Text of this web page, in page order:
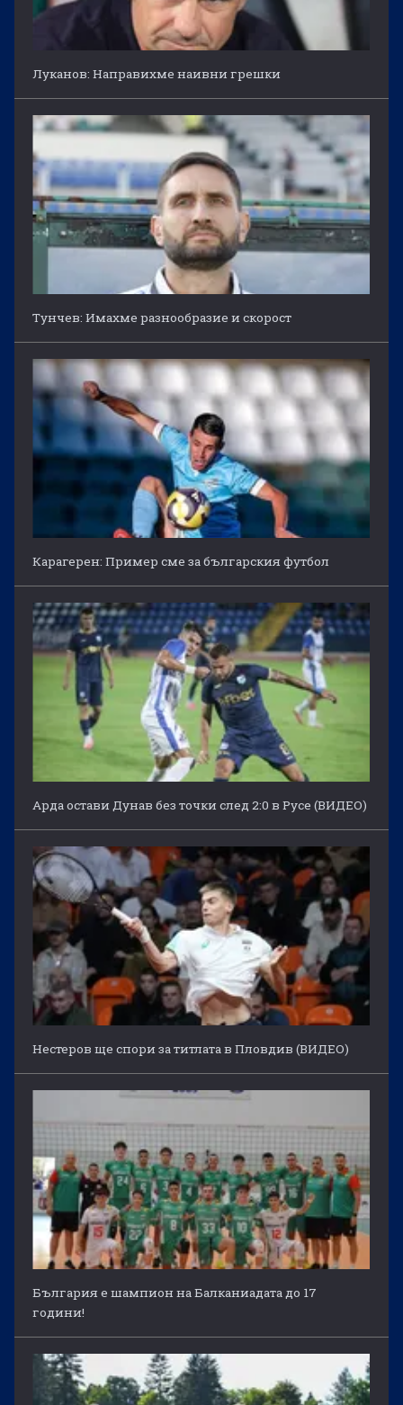
Луканов: Направихме наивни грешки
Тунчев: Имахме разнообразие и скорост
Карагерен: Пример сме за българския футбол
Арда остави Дунав без точки след 2:0 в Русе (ВИДЕО)
Нестеров ще спори за титлата в Пловдив (ВИДЕО)
България е шампион на Балканиадата до 17
години!